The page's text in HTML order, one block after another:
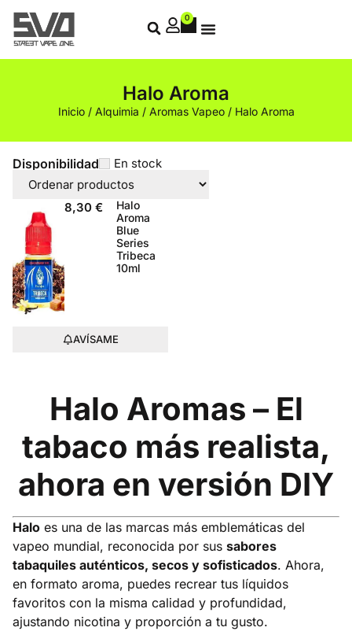
0
Halo Aroma
Inicio/ Alquimia / Aromas Vapeo/ Halo Aroma
Disponibilidad En stock
8,30 €
Halo
Aroma
Blue
Series
Tribeca
10ml
AVÍSAME
Halo Aromas – El
tabaco más realista,
ahora en versión DIY
Halo es una de las marcas más emblemáticas del
vapeo mundial, reconocida por sus sabores
tabaquiles auténticos, secos y sofisticados. Ahora,
en formato aroma, puedes recrear tus líquidos
favoritos con la misma calidad y profundidad,
ajustando nicotina y proporción a tu gusto.